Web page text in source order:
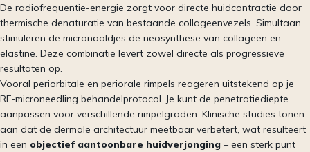
De radiofrequentie-energie zorgt voor directe huidcontractie door
thermische denaturatie van bestaande collageenvezels. Simultaan
stimuleren de micronaaldjes de neosynthese van collageen en
elastine. Deze combinatie levert zowel directe als progressieve
resultaten op.
Vooral periorbitale en periorale rimpels reageren uitstekend op je
RF-microneedling behandelprotocol. Je kunt de penetratiediepte
aanpassen voor verschillende rimpelgraden. Klinische studies tonen
aan dat de dermale architectuur meetbaar verbetert, wat resulteert
in een objectief aantoonbare huidverjonging – een sterk punt